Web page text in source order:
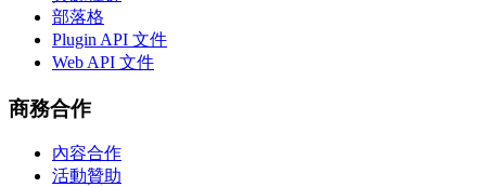
部落格
Plugin API 文件
Web API 文件
商務合作
內容合作
活動贊助